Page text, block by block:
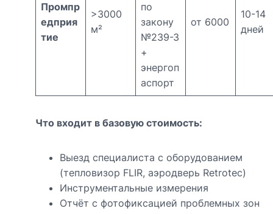
Промпр
едприя
тие
>3000
м²
по
закону
№239-З
+
энергоп
аспорт
от 6000
10-14
дней
Что входит в базовую стоимость:
Выезд специалиста с оборудованием
(тепловизор FLIR, аэродверь Retrotec)
Инструментальные измерения
Отчёт с фотофиксацией проблемных зон